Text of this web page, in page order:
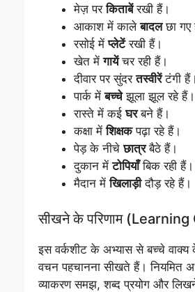
मेज़ परकिताबेंरखी हैं।
आकाश में कालेबादलछा गए
रसोई मेंप्लेटेंरखी हैं।
खेत मेंगायेंचर रही हैं।
दीवार पर सुंदरतस्वीरेंटंगी हैं।
पार्क मेंबच्चेझूला झूल रहे हैं।
रास्ते में कईघरबने हैं।
कक्षा मेंशिक्षकपढ़ा रहे हैं।
पेड़ के नीचेछात्रबैठे हैं।
दुकान मेंटोपियाँबिक रही हैं।
मैदान मेंखिलाड़ीदौड़ रहे हैं।
सीखने के परिणाम
इस वर्कशीट के अभ्यास से बच्चे वाक्य
वचन पहचानना सीखते हैं। नियमित
व्याकरण समझ, शब्द प्रयोग और